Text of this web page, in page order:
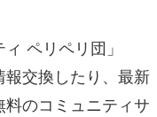
ペリペリ団」
交換したり、最新
のコミュニティサ